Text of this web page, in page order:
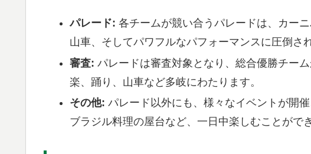
パレード: 各チームが競い合うパレードは、カー
山車、そしてパワフルなパフォーマンスに圧倒さ
審査: パレードは審査対象となり、総合優勝チー
楽、踊り、山車など多岐にわたります。
その他: パレード以外にも、様々なイベントが開
ブラジル料理の屋台など、一日中楽しむことがで